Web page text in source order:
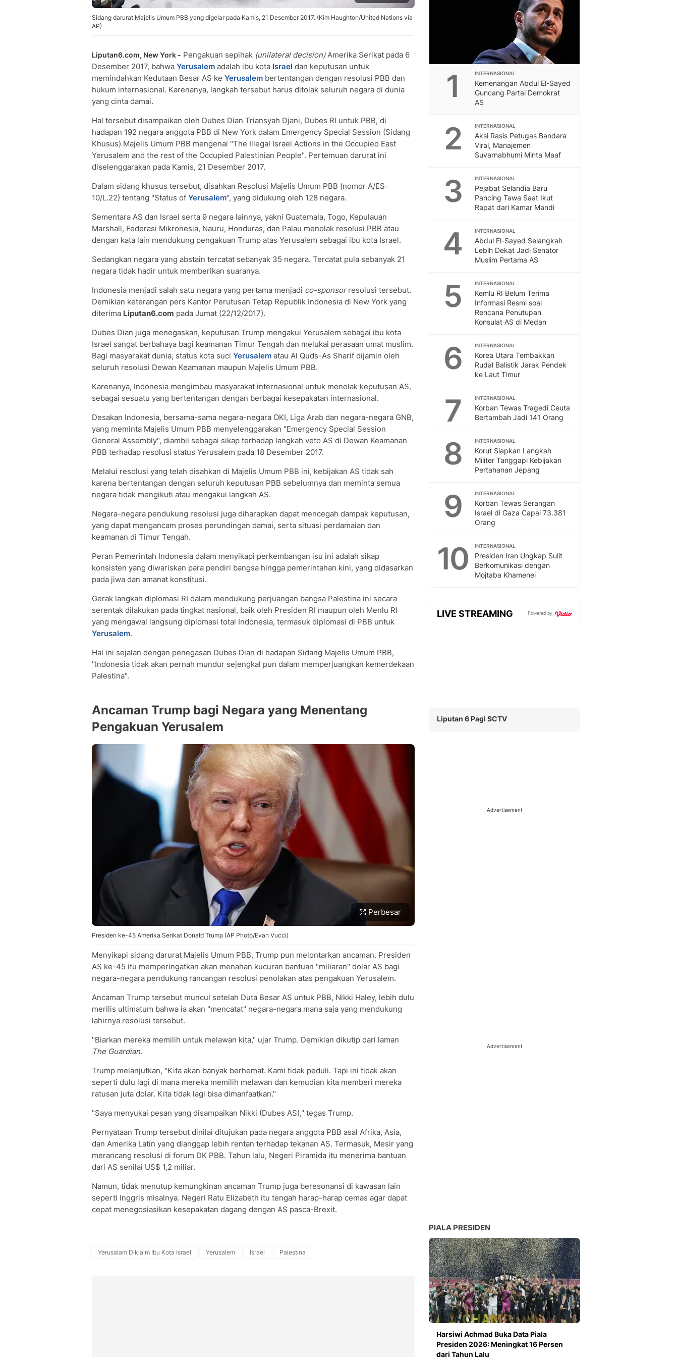
Sidang darurat Majelis Umum PBB yang digelar pada Kamis, 21 Desember 2017. (Kim Haughton/United Nations via
AP)
Liputan6.com, New York - Pengakuan sepihak (unilateral decision)Amerika Serikat pada 6
Desember 2017, bahwa Yerusalem adalah ibu kota Israel dan keputusan untuk
memindahkan Kedutaan Besar AS ke Yerusalem bertentangan dengan resolusi PBB dan
hukum internasional. Karenanya, langkah tersebut harus ditolak seluruh negara di dunia
yang cinta damai.
Hal tersebut disampaikan oleh Dubes Dian Triansyah Djani, Dubes RI untuk PBB, di
hadapan 192 negara anggota PBB di New York dalam Emergency Special Session (Sidang
Khusus) Majelis Umum PBB mengenai "The Illegal Israel Actions in the Occupied East
Yerusalem and the rest of the Occupied Palestinian People". Pertemuan darurat ini
diselenggarakan pada Kamis, 21 Desember 2017.
Dalam sidang khusus tersebut, disahkan Resolusi Majelis Umum PBB (nomor A/ES-
10/L.22) tentang "Status of Yerusalem", yang didukung oleh 128 negara.
Sementara AS dan Israel serta 9 negara lainnya, yakni Guatemala, Togo, Kepulauan
Marshall, Federasi Mikronesia, Nauru, Honduras, dan Palau menolak resolusi PBB atau
dengan kata lain mendukung pengakuan Trump atas Yerusalem sebagai ibu kota Israel.
Sedangkan negara yang abstain tercatat sebanyak 35 negara. Tercatat pula sebanyak 21
negara tidak hadir untuk memberikan suaranya.
Indonesia menjadi salah satu negara yang pertama menjadi co-sponsorresolusi tersebut.
Demikian keterangan pers Kantor Perutusan Tetap Republik Indonesia di New York yang
diterima Liputan6.com pada Jumat (22/12/2017).
Dubes Dian juga menegaskan, keputusan Trump mengakui Yerusalem sebagai ibu kota
Israel sangat berbahaya bagi keamanan Timur Tengah dan melukai perasaan umat muslim.
Bagi masyarakat dunia, status kota suci Yerusalem atau Al Quds-As Sharif dijamin oleh
seluruh resolusi Dewan Keamanan maupun Majelis Umum PBB.
Karenanya, Indonesia mengimbau masyarakat internasional untuk menolak keputusan AS,
sebagai sesuatu yang bertentangan dengan berbagai kesepakatan internasional.
Desakan Indonesia, bersama-sama negara-negara OKI, Liga Arab dan negara-negara GNB,
yang meminta Majelis Umum PBB menyelenggarakan "Emergency Special Session
General Assembly", diambil sebagai sikap terhadap langkah veto AS di Dewan Keamanan
PBB terhadap resolusi status Yerusalem pada 18 Desember 2017.
Melalui resolusi yang telah disahkan di Majelis Umum PBB ini, kebijakan AS tidak sah
karena bertentangan dengan seluruh keputusan PBB sebelumnya dan meminta semua
negara tidak mengikuti atau mengakui langkah AS.
Negara-negara pendukung resolusi juga diharapkan dapat mencegah dampak keputusan,
yang dapat mengancam proses perundingan damai, serta situasi perdamaian dan
keamanan di Timur Tengah.
Peran Pemerintah Indonesia dalam menyikapi perkembangan isu ini adalah sikap
konsisten yang diwariskan para pendiri bangsa hingga pemerintahan kini, yang didasarkan
pada jiwa dan amanat konstitusi.
Gerak langkah diplomasi RI dalam mendukung perjuangan bangsa Palestina ini secara
serentak dilakukan pada tingkat nasional, baik oleh Presiden RI maupun oleh Menlu RI
yang mengawal langsung diplomasi total Indonesia, termasuk diplomasi di PBB untuk
Yerusalem.
Hal ini sejalan dengan penegasan Dubes Dian di hadapan Sidang Majelis Umum PBB,
"Indonesia tidak akan pernah mundur sejengkal pun dalam memperjuangkan kemerdekaan
Palestina".
Ancaman Trump bagi Negara yang Menentang
Pengakuan Yerusalem
Perbesar
Presiden ke-45 Amerika Serikat Donald Trump (AP Photo/Evan Vucci)
Menyikapi sidang darurat Majelis Umum PBB, Trump pun melontarkan ancaman. Presiden
AS ke-45 itu memperingatkan akan menahan kucuran bantuan "miliaran" dolar AS bagi
negara-negara pendukung rancangan resolusi penolakan atas pengakuan Yerusalem.
Ancaman Trump tersebut muncul setelah Duta Besar AS untuk PBB, Nikki Haley, lebih dulu
merilis ultimatum bahwa ia akan "mencatat" negara-negara mana saja yang mendukung
lahirnya resolusi tersebut.
"Biarkan mereka memilih untuk melawan kita," ujar Trump. Demikian dikutip dari laman
The Guardian.
Trump melanjutkan, "Kita akan banyak berhemat. Kami tidak peduli. Tapi ini tidak akan
seperti dulu lagi di mana mereka memilih melawan dan kemudian kita memberi mereka
ratusan juta dolar. Kita tidak lagi bisa dimanfaatkan."
"Saya menyukai pesan yang disampaikan Nikki (Dubes AS)," tegas Trump.
Pernyataan Trump tersebut dinilai ditujukan pada negara anggota PBB asal Afrika, Asia,
dan Amerika Latin yang dianggap lebih rentan terhadap tekanan AS. Termasuk, Mesir yang
merancang resolusi di forum DK PBB. Tahun lalu, Negeri Piramida itu menerima bantuan
dari AS senilai US$ 1,2 miliar.
Namun, tidak menutup kemungkinan ancaman Trump juga beresonansi di kawasan lain
seperti Inggris misalnya. Negeri Ratu Elizabeth itu tengah harap-harap cemas agar dapat
cepat menegosiasikan kesepakatan dagang dengan AS pasca-Brexit.
Yerusalam Diklaim Ibu Kota Israel Yerusalem Israel Palestina
1 INTERNASIONAL
Kemenangan Abdul El-Sayed
Guncang Partai Demokrat
AS
2 INTERNASIONAL
Aksi Rasis Petugas Bandara
Viral, Manajemen
Suvarnabhumi Minta Maaf
3 INTERNASIONAL
Pejabat Selandia Baru
Pancing Tawa Saat Ikut
Rapat dari Kamar Mandi
4 INTERNASIONAL
Abdul El-Sayed Selangkah
Lebih Dekat Jadi Senator
Muslim Pertama AS
5 INTERNASIONAL
Kemlu RI Belum Terima
Informasi Resmi soal
Rencana Penutupan
Konsulat AS di Medan
6 INTERNASIONAL
Korea Utara Tembakkan
Rudal Balistik Jarak Pendek
ke Laut Timur
7 INTERNASIONAL
Korban Tewas Tragedi Ceuta
Bertambah Jadi 141 Orang
8 INTERNASIONAL
Korut Siapkan Langkah
Militer Tanggapi Kebijakan
Pertahanan Jepang
9 INTERNASIONAL
Korban Tewas Serangan
Israel di Gaza Capai 73.381
Orang
10 INTERNASIONAL
Presiden Iran Ungkap Sulit
Berkomunikasi dengan
Mojtaba Khamenei
LIVE STREAMING Powered by
Liputan 6 Pagi SCTV
Advertisement
Advertisement
PIALA PRESIDEN
Harsiwi Achmad Buka Data Piala
Presiden 2026: Meningkat 16 Persen
dari Tahun Lalu